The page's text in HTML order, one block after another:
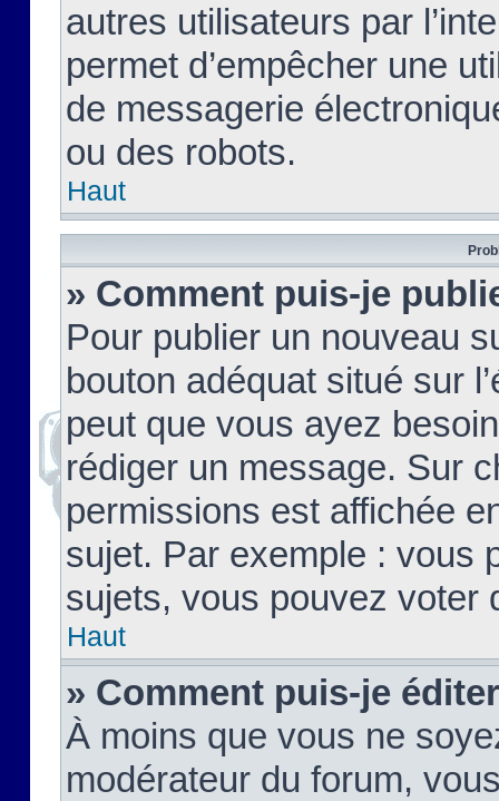
autres utilisateurs par
permet d’empêcher une
de messagerie
ou des robots.
Haut
» Comment puis-je
Pour publier un nouveau
bouton adéquat situé sur
peut que vous ayez
rédiger un message. Sur
permissions est affichée
sujet. Par exemple : vous
sujets, vous pouvez voter
Haut
» Comment puis-je
À moins que vous ne
modérateur du forum,